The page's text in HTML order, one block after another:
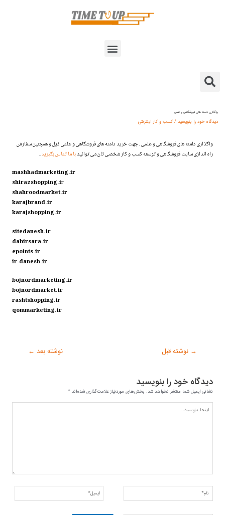
فهرست
جستجو
کردن
واگذاری دامنه های فروشگاهی و علمی
دیدگاه‌ خود را بنویسید / کسب و کار اینترنتی
واگذاری دامنه های فروشگاهی و علمی . جهت خرید دامنه های فروشگاهی و علمی ذیل و همچنین سفارش
راه اندازی سایت فروشگاهی و توسعه کسب و کار شخصی تان می توانیدبا ما تماس بگیرید..
mashhadmarketing.ir
shirazshopping.ir
shahroodmarket.ir
karajbrand.ir
karajshopping.ir
sitedanesh.ir
dabirsara.ir
epoints.ir
ir-danesh.ir
bojnordmarketing.ir
bojnordmarket.ir
rashtshopping.ir
qommarketing.ir
→ نوشته قبل نوشته بعد ←
دیدگاه‌ خود را بنویسید
نشانی ایمیل شما منتشر نخواهد شد. بخش‌های موردنیاز علامت‌گذاری شده‌اند*
بنویسید..